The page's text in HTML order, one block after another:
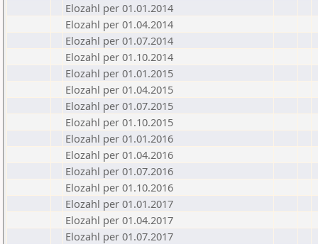
Elozahl per 01.01.2014
Elozahl per 01.04.2014
Elozahl per 01.07.2014
Elozahl per 01.10.2014
Elozahl per 01.01.2015
Elozahl per 01.04.2015
Elozahl per 01.07.2015
Elozahl per 01.10.2015
Elozahl per 01.01.2016
Elozahl per 01.04.2016
Elozahl per 01.07.2016
Elozahl per 01.10.2016
Elozahl per 01.01.2017
Elozahl per 01.04.2017
Elozahl per 01.07.2017